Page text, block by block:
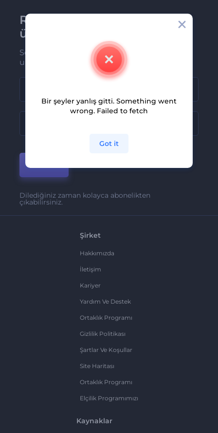
Renderforest bültenine
üye olun
Son haber ve tekliflerimiz ilk olarak size
ulaşsın
Dilediğiniz zaman kolayca abonelikten
çıkabilirsiniz.
Şirket
Hakkımızda
İletişim
Kariyer
Yardım Ve Destek
Ortaklık Programı
Gizlilik Politikası
Şartlar Ve Koşullar
Site Haritası
Ortaklık Programı
Elçilik Programımızı
Kaynaklar
Bir şeyler yanlış gitti. Something went
wrong. Failed to fetch
Got it